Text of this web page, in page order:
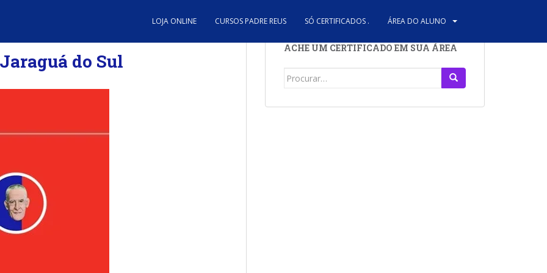
LOJA ONLINE CURSOS PADRE REUS SÓ CERTIFICADOS . ÁREA DO ALUNO
do Sul
ACHE UM CERTIFICADO EM SUA ÁREA
Search